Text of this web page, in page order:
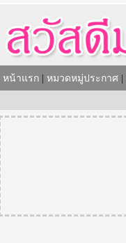
หน้าแรก หมวดหมู่ประกาศ